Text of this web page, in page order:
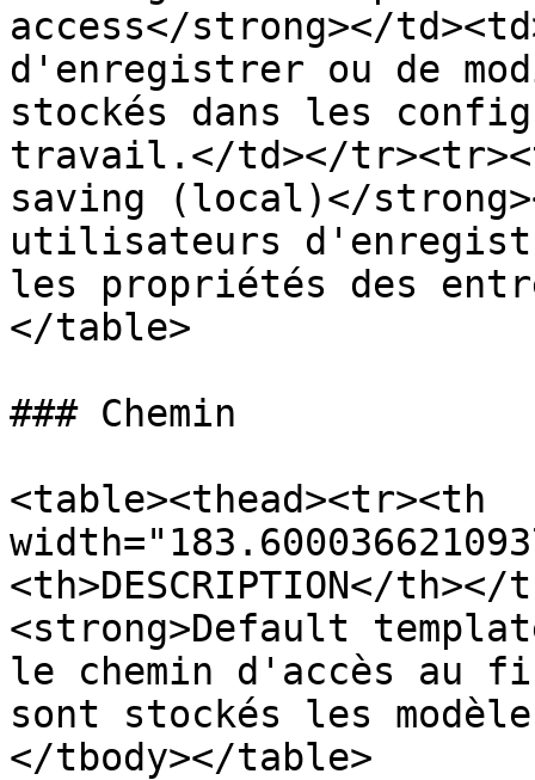
access</strong></
d'enregistrer ou de
stockés dans les
travail.</td></
saving (local)</
utilisateurs
les propriétés des
</table>
### Chemin
<table><thead><tr><th
<th>DESCRIPTION</
<strong>Default
le chemin d'accès au
sont stockés les
</tbody></table>